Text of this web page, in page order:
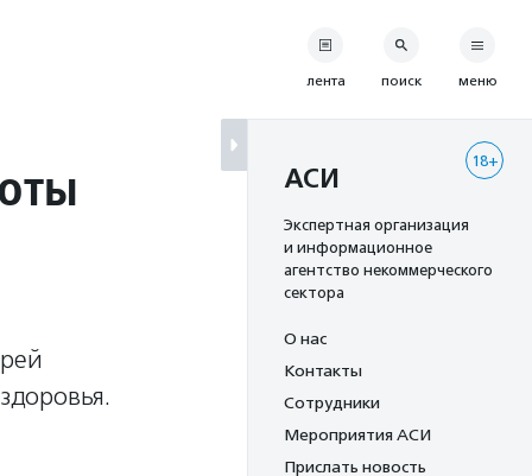
лента поиск меню
18+
АСИ
Экспертная организация
и информационное
агентство некоммерческого
сектора
О нас
Контакты
Сотрудники
Мероприятия АСИ
Прислать новость